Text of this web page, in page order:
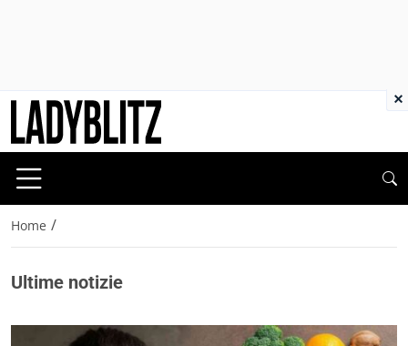
Home /
Ultime notizie
×